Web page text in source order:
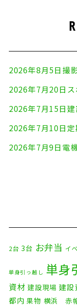
2台 3台 お弁当 イ
単身引っ越し 単身
資材 建設現場 建設
都内 果物 横浜 赤